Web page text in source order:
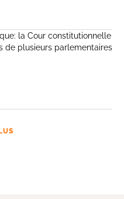
la Cour constitutionnelle
de plusieurs parlementaires